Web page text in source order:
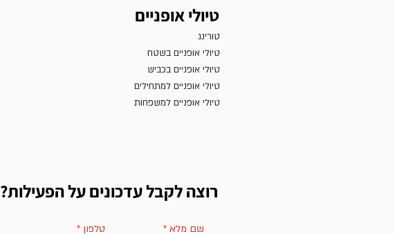
טיולי אופניים
טורינג
טיולי אופניים בשטח
טיולי אופניים בכביש
טיולי אופניים למתחילים
טיולי אופניים למשפחות
רוצה לקבל עדכונים על הפעילות?
שם מלא * טלפון *